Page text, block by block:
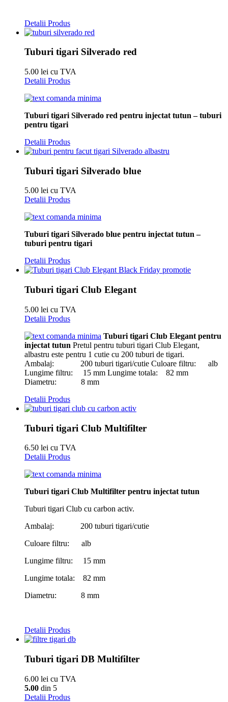
Detalii Produs
Tuburi tigari Silverado red
5.00 lei cu TVA
Detalii Produs
Tuburi tigari Silverado red pentru injectat tutun – tuburi
pentru tigari
Detalii Produs
Tuburi tigari Silverado blue
5.00 lei cu TVA
Detalii Produs
Tuburi tigari Silverado blue pentru injectat tutun –
tuburi pentru tigari
Detalii Produs
Tuburi tigari Club Elegant
5.00 lei cu TVA
Detalii Produs
Tuburi tigari Club Elegant pentru
injectat tutun Pretul pentru tuburi tigari Club Elegant,
albastru este pentru 1 cutie cu 200 tuburi de tigari.
Ambalaj: 200 tuburi tigari/cutie Culoare filtru: alb
Lungime filtru: 15 mm Lungime totala: 82 mm
Diametru: 8 mm
Detalii Produs
Tuburi tigari Club Multifilter
6.50 lei cu TVA
Detalii Produs
Tuburi tigari Club Multifilter pentru injectat tutun
Tuburi tigari Club cu carbon activ.
Ambalaj: 200 tuburi tigari/cutie
Culoare filtru: alb
Lungime filtru: 15 mm
Lungime totala: 82 mm
Diametru: 8 mm
Detalii Produs
Tuburi tigari DB Multifilter
6.00 lei cu TVA
5.00 din 5
Detalii Produs